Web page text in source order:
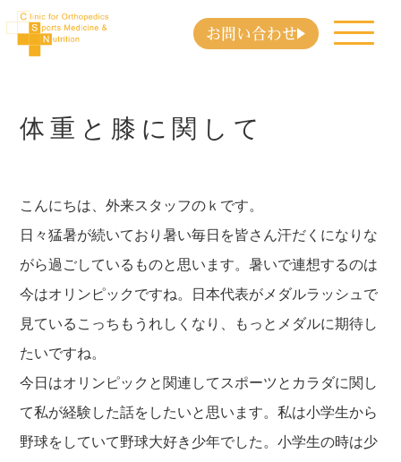
お問い合わせ
体重と膝に関して
こんにちは、外来スタッフのｋです。
日々猛暑が続いており暑い毎日を皆さん汗だくになりな
がら過ごしているものと思います。暑いで連想するのは
今はオリンピックですね。日本代表がメダルラッシュで
見ているこっちもうれしくなり、もっとメダルに期待し
たいですね。
今日はオリンピックと関連してスポーツとカラダに関し
て私が経験した話をしたいと思います。私は小学生から
野球をしていて野球大好き少年でした。小学生の時は少